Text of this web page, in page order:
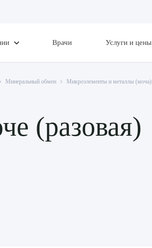
Врачи Услуги и цены
Минеральный обмен Микроэлементы и металлы (моча)
(разовая)